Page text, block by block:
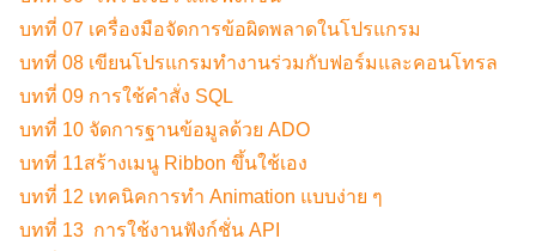
บทที่ 07 เครื่องมือจัดการข้อผิดพลาดในโปรแกรม
บทที่ 08 เขียนโปรแกรมทำงานร่วมกับฟอร์มและคอนโทรล
บทที่ 09 การใช้คำสั่ง SQL
บทที่ 10 จัดการฐานข้อมูลด้วย ADO
บทที่ 11สร้างเมนู Ribbon ขึ้นใช้เอง
บทที่ 12 เทคนิคการทำ Animation แบบง่าย ๆ
บทที่ 13 การใช้งานฟังก์ชั่น API